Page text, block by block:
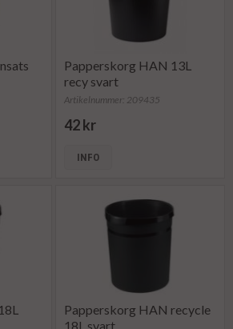
Papperskorg HAN 13L
recy svart
Artikelnummer: 209435
42 kr
INFO
Papperskorg HAN recycle
18L svart